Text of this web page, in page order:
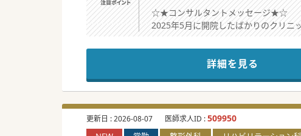
☆★コンサルタントメッセージ★☆
2025年5月に開院したばかりのクリニ
黒字経営で大きく成長しています。
特筆すべきは法人全体で取り組んで
様々な制度で各々のライフステージに
詳細を見る
更新日 :2026-08-07 医師求人ID :509950